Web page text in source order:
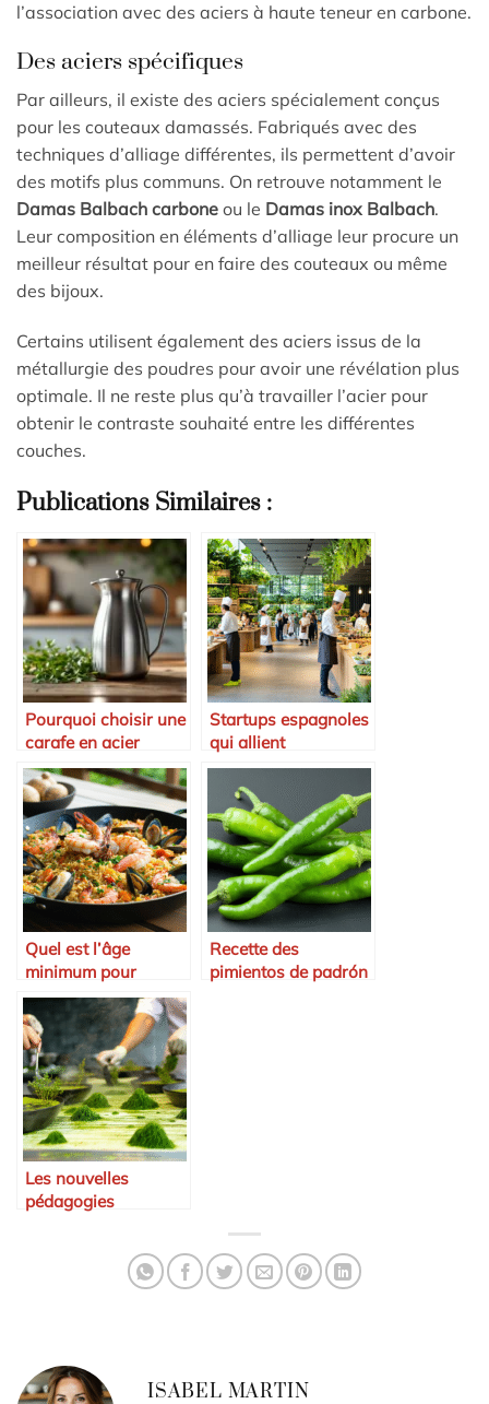
l’association avec des aciers à haute teneur en carbone.
Des aciers spécifiques
Par ailleurs, il existe des aciers spécialement conçus
pour les couteaux damassés. Fabriqués avec des
techniques d’alliage différentes, ils permettent d’avoir
des motifs plus communs. On retrouve notamment le
Damas Balbach carbone ou le Damas inox Balbach.
Leur composition en éléments d’alliage leur procure un
meilleur résultat pour en faire des couteaux ou même
des bijoux.
Certains utilisent également des aciers issus de la
métallurgie des poudres pour avoir une révélation plus
optimale. Il ne reste plus qu’à travailler l’acier pour
obtenir le contraste souhaité entre les différentes
couches.
Publications Similaires :
Pourquoi choisir une
carafe en acier
inoxydable ?
Startups espagnoles
qui allient
gastronomie et
environnement
Quel est l’âge
minimum pour
conduire une voiture
sans permis en 2025
?
Recette des
pimientos de padrón
Les nouvelles
pédagogies
ISABEL MARTIN